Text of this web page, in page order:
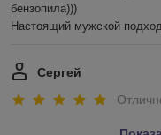
бензопила)))
Настоящий мужской
Сергей